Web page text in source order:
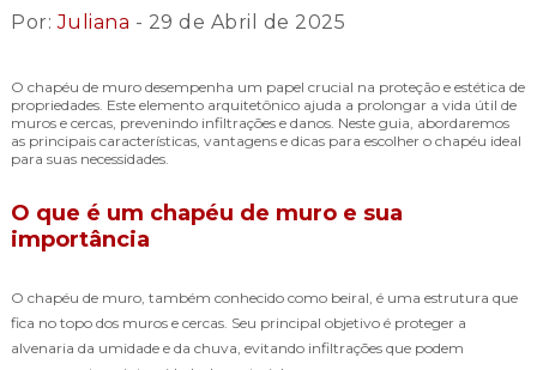
Por:Juliana - 29 de Abril de 2025
O chapéu de muro desempenha um papel crucial na proteção e estética de
propriedades. Este elemento arquitetônico ajuda a prolongar a vida útil de
muros e cercas, prevenindo infiltrações e danos. Neste guia, abordaremos
as principais características, vantagens e dicas para escolher o chapéu ideal
para suas necessidades.
O que é um chapéu de muro e sua
importância
O chapéu de muro, também conhecido como beiral, é uma estrutura que
fica no topo dos muros e cercas. Seu principal objetivo é proteger a
alvenaria da umidade e da chuva, evitando infiltrações que podem